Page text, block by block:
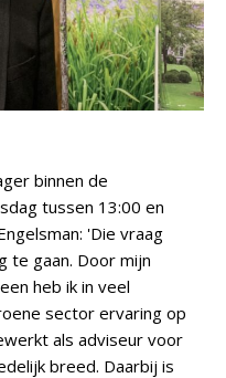
binnen de
tussen 13:00 en
'Die vraag
te gaan. Door mijn
heb ik in veel
sector ervaring op
als adviseur voor
breed. Daarbij is